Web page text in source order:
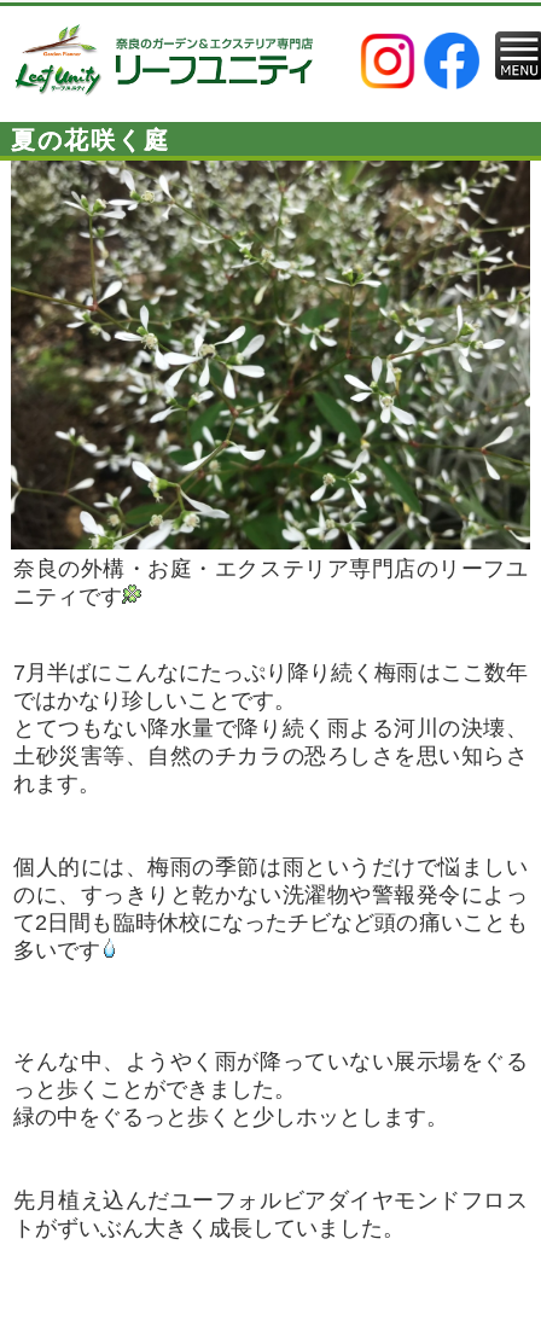
夏の花咲く庭
奈良の外構・お庭・エクステリア専門店のリーフユ
ニティです
7月半ばにこんなにたっぷり降り続く梅雨はここ数年
ではかなり珍しいことです。
とてつもない降水量で降り続く雨よる河川の決壊、
土砂災害等、自然のチカラの恐ろしさを思い知らさ
れます。
個人的には、梅雨の季節は雨というだけで悩ましい
のに、すっきりと乾かない洗濯物や警報発令によっ
て2日間も臨時休校になったチビなど頭の痛いことも
多いです
そんな中、ようやく雨が降っていない展示場をぐる
っと歩くことができました。
緑の中をぐるっと歩くと少しホッとします。
先月植え込んだユーフォルビアダイヤモンドフロス
トがずいぶん大きく成長していました。